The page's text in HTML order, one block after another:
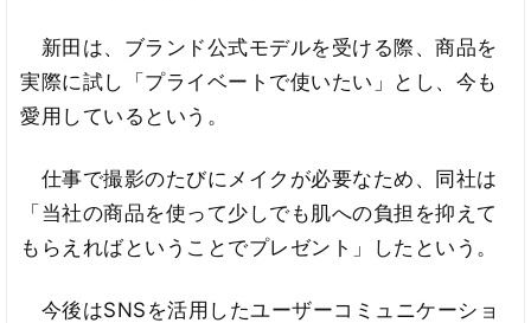
新田は、ブランド公式モデルを受ける際、商品を
実際に試し「プライベートで使いたい」とし、今も
愛用しているという。
仕事で撮影のたびにメイクが必要なため、同社は
「当社の商品を使って少しでも肌への負担を抑えて
もらえればということでプレゼント」したという。
今後はSNSを活用したユーザーコミュニケーショ